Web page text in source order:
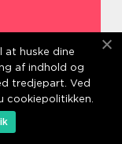
at huske dine
af indhold og
tredjepart. Ved
cookiepolitikken.